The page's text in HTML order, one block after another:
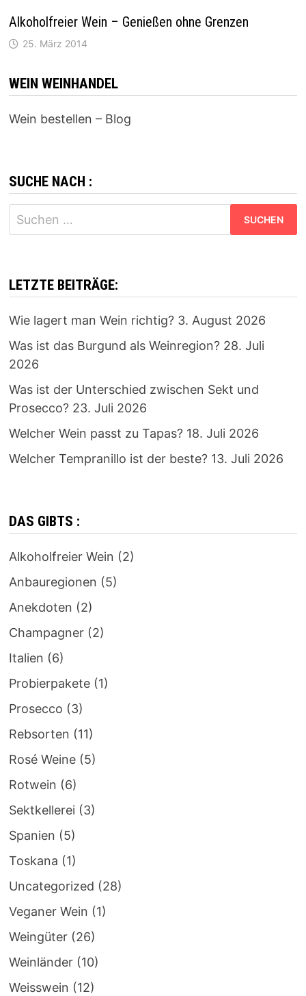
Alkoholfreier Wein – Genießen ohne Grenzen
25. März 2014
WEIN WEINHANDEL
Wein bestellen – Blog
SUCHE NACH :
Suchen
nach:
LETZTE BEITRÄGE:
Wie lagert man Wein richtig? 3. August 2026
Was ist das Burgund als Weinregion? 28. Juli
2026
Was ist der Unterschied zwischen Sekt und
Prosecco? 23. Juli 2026
Welcher Wein passt zu Tapas? 18. Juli 2026
Welcher Tempranillo ist der beste? 13. Juli 2026
DAS GIBTS :
Alkoholfreier Wein (2)
Anbauregionen (5)
Anekdoten (2)
Champagner(2)
Italien (6)
Probierpakete(1)
Prosecco (3)
Rebsorten (11)
Rosé Weine(5)
Rotwein (6)
Sektkellerei (3)
Spanien (5)
Toskana (1)
Uncategorized (28)
Veganer Wein (1)
Weingüter(26)
Weinländer(10)
Weisswein (12)